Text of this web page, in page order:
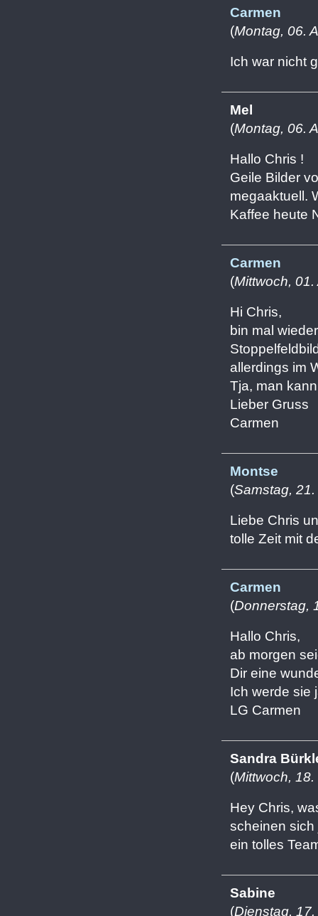
Carmen
(Montag, 06.
Ich war nicht
Mel
(Montag, 06.
Hallo Chris !
Geile Bilder
megaaktuell.
Kaffee heute
Carmen
(Mittwoch,
Hi Chris,
bin mal
allerdings im
Tja, man
Lieber Gruss
Carmen
Montse
(Samstag,
Liebe Chris
tolle Zeit mit
Carmen
(Donnerstag,
Hallo Chris,
ab morgen
Dir eine
Ich werde sie
LG Carmen
Sandra
(Mittwoch,
Hey Chris,
scheinen sich
ein tolles
Sabine
(Dienstag,